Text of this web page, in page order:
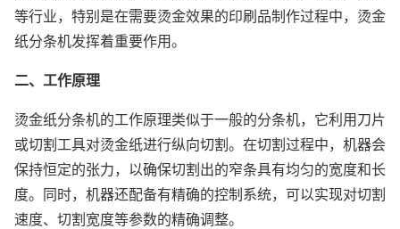
等行业，特别是在需要烫金效果的印刷品制作过程中，烫金
纸分条机发挥着重要作用。
二、工作原理
烫金纸分条机的工作原理类似于一般的分条机，它利用刀片
或切割工具对烫金纸进行纵向切割。在切割过程中，机器会
保持恒定的张力，以确保切割出的窄条具有均匀的宽度和长
度。同时，机器还配备有精确的控制系统，可以实现对切割
速度、切割宽度等参数的精确调整。